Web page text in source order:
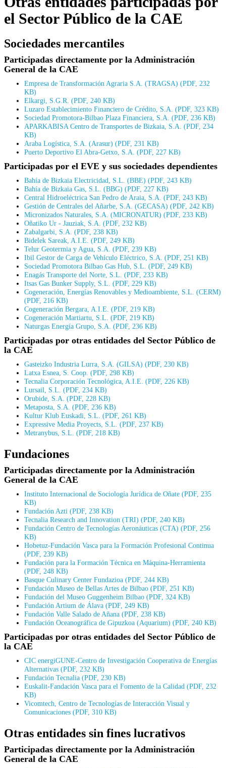
el Sector Público de la CAE
Sociedades mercantiles
Participadas directamente por la Administración
General de la CAE
Empresa de Transformación Agraria S.A. (TRAGSA) (PDF, 232
KB)
Elkargi, S.G.R. (PDF, 240 KB)
Luzaro Establecimiento Financiero de Crédito, S.A. (PDF, 323 KB)
Sociedad Promotora-Bilbao Plaza Financiera, S.A. (PDF, 236 KB)
APARKABISA Centro de Transportes de Bizkaia, S.A. (PDF, 234
KB)
Araba Logística, S.A. (Arasur) (PDF, 231 KB)
Puerto Deportivo El Abra-Getxo, S.A. (PDF, 227 KB)
Participadas por el EVE y sus sociedades dependientes
Bahía de Bizkaia Electricidad, S.L. (BBE) (PDF, 243 KB)
Bahía de Bizkaia Gas, S.L. (BBG) (PDF, 227 KB)
Central Hidroeléctrica San Pedro de Araia, S.A. (PDF, 243 KB)
Gestión de Centrales del Añarbe, S.A. (GECASA) (PDF, 242 KB)
Micronizados Naturales, S.A. (MICRONATUR) (PDF, 233 KB)
Oñatiko Ur - Jauziak, S.A. (PDF, 232 KB)
Zabalgarbi, S.A. (PDF, 238 KB)
Bidelek Sareak, A.I.E. (PDF, 249 KB)
Telur Geotermia y Agua, S.A. (PDF, 239 KB)
Ibil Gestor de Carga de Vehículo Eléctrico, S.A. (PDF, 251 KB)
Sociedad Promotora Bilbao Gas Hub, S.L. (PDF, 249 KB)
Enagás Transporte del Norte, S.L. (PDF, 233 KB)
Itsas Gas Bunker Supply, S.L. (PDF, 229 KB)
Cogeneración, Energías Renovables y Medioambiente, S.L. (CERM)
(PDF, 216 KB)
Cogeneración Bergara, A.I.E. (PDF, 219 KB)
Cogeneración Martiartu, S.L. (PDF, 219 KB)
Naturgas Energía Grupo, S.A. (PDF, 236 KB)
Participadas por otras entidades del Sector Público de
la CAE
Gasteizko Industria Lurra, S.A. (GILSA) (PDF, 230 KB)
Latxa Esnea, S. Coop. (PDF, 298 KB)
Tecnalia Corporación Tecnológica, A.I.E. (PDF, 226 KB)
Lursail, S.L. (PDF, 234 KB)
Orubide, S.A. (PDF, 228 KB)
Metaposta, S.A. (PDF, 236 KB)
Kultur Klub Euskadi, S.L. (PDF, 261 KB)
Expressive Media Proyects, S.L. (PDF, 237 KB)
Metranybus, S.L. (PDF, 218 KB)
Fundaciones
Participadas directamente por la Administración
General de la CAE
Instituto Internacional de Sociología Jurídica de Oñate (PDF, 235
KB)
Fundación Azti (PDF, 238 KB)
Tecnalia Research and Innovation (TRI) (PDF, 240 KB)
Fundación Centro de Tecnologías Aeronáuticas (CTA) (PDF, 256
KB)
Hobetuz-Fundación Vasca para la Formación Profesional Continua
(PDF, 239 KB)
Fundación para la Formación Técnica en Máquina-Herramienta
(PDF, 248 KB)
Basque Culinary Center Fundazioa (PDF, 244 KB)
Fundación Museo de Bellas Artes de Bilbao (PDF, 251 KB)
Fundación del Museo Guggenheim Bilbao (PDF, 324 KB)
Fundación Artium de Álava (PDF, 249 KB)
Fundación Valle Salado de Añana (PDF, 238 KB)
Fundación Oceanográfica de Gipuzkoa (Aquarium) (PDF, 240 KB)
Participadas por otras entidades del Sector Público de
la CAE
CIC energiGUNE-Centro de Investigación Cooperativa de Energías
Alternativas (PDF, 232 KB)
Fundación Tecnalia (PDF, 230 KB)
Euskalit-Fandación Vasca para el Fomento de la Calidad (PDF, 232
KB)
Vicomtech, Centro de Tecnologías de Interacción Visual y
Comunicaciones (PDF, 310 KB)
Otras entidades sin fines lucrativos
Participadas directamente por la Administración
General de la CAE